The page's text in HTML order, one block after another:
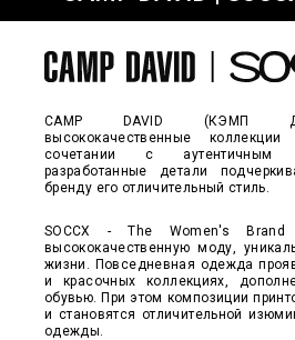
CAMP DAVID (КЭМП
высококачественные
сочетании с аутентичным
разработанные детали
бренду его отличительный стиль.
SOCCX - The Women's Brand
высококачественную моду,
жизни. Повседневная одежда
и красочных коллекциях,
обувью. При этом композиции
и становятся отличительной
одежды.